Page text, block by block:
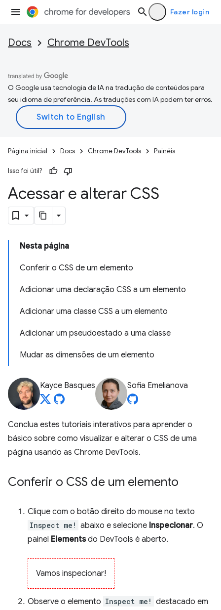
Fazer login
Docs Chrome DevTools
O Google usa tecnologia de IA na tradução de conteúdos para
seu idioma de preferência. As traduções com IA podem ter erros.
Página inicial Docs Chrome DevTools Painéis
Isso foi útil?
Acessar e alterar CSS
Nesta página
Conferir o CSS de um elemento
Adicionar uma declaração CSS a um elemento
Adicionar uma classe CSS a um elemento
Adicionar um pseudoestado a uma classe
Mudar as dimensões de um elemento
Kayce Basques Sofia Emelianova
Conclua estes tutoriais interativos para aprender o
básico sobre como visualizar e alterar o CSS de uma
página usando as Chrome DevTools.
Conferir o CSS de um elemento
Clique com o botão direito do mouse no texto
Inspect me! abaixo e selecione Inspecionar. O
painel Elementsdo DevTools é aberto.
Vamos inspecionar!
Observe o elemento Inspect me! destacado em